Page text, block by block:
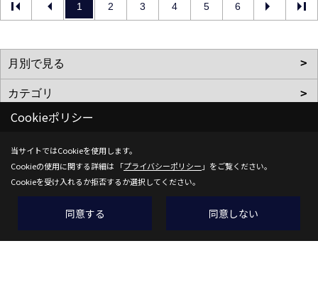
1 2 3 4 5 6
株式会社 都建設
〒636-0247
奈良県磯城郡田原本町阪手23-7
TEL：0744-32-7001
Cookieポリシー
当サイトではCookieを使用します。
Cookieの使用に関する詳細は 「プライバシーポリシー 」をご覧ください。
Cookieを受け入れるか拒否するか選択してください。
同意する 同意しない